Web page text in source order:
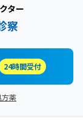
ター
察
24時間受付
方薬